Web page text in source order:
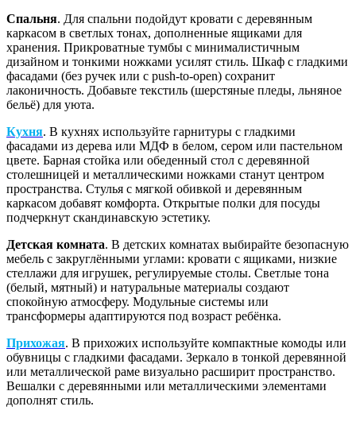
Спальня. Для спальни подойдут кровати с деревянным
каркасом в светлых тонах, дополненные ящиками для
хранения. Прикроватные тумбы с минималистичным
дизайном и тонкими ножками усилят стиль. Шкаф с гладкими
фасадами (без ручек или с push-to-open) сохранит
лаконичность. Добавьте текстиль (шерстяные пледы, льняное
бельё) для уюта.
Кухня. В кухнях используйте гарнитуры с гладкими
фасадами из дерева или МДФ в белом, сером или пастельном
цвете. Барная стойка или обеденный стол с деревянной
столешницей и металлическими ножками станут центром
пространства. Стулья с мягкой обивкой и деревянным
каркасом добавят комфорта. Открытые полки для посуды
подчеркнут скандинавскую эстетику.
Детская комната. В детских комнатах выбирайте безопасную
мебель с закруглёнными углами: кровати с ящиками, низкие
стеллажи для игрушек, регулируемые столы. Светлые тона
(белый, мятный) и натуральные материалы создают
спокойную атмосферу. Модульные системы или
трансформеры адаптируются под возраст ребёнка.
Прихожая. В прихожих используйте компактные комоды или
обувницы с гладкими фасадами. Зеркало в тонкой деревянной
или металлической раме визуально расширит пространство.
Вешалки с деревянными или металлическими элементами
дополнят стиль.